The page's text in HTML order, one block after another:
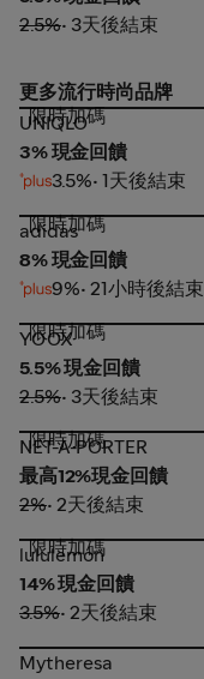
2.5%• 3天後結束
更多流行時尚品牌
UNIQLO
限時加碼
UNIQLO
3% 現金回饋
3.5%• 1天後結束
adidas
限時加碼
adidas
8% 現金回饋
9%• 21小時後結束
YOOX
限時加碼
YOOX
5.5% 現金回饋
2.5%• 3天後結束
NET-A-PORTER
限時加碼
NET-A-PORTER
最高12%現金回饋
2%• 2天後結束
lululemon
限時加碼
lululemon
14% 現金回饋
3.5%• 2天後結束
Mytheresa
Mytheresa